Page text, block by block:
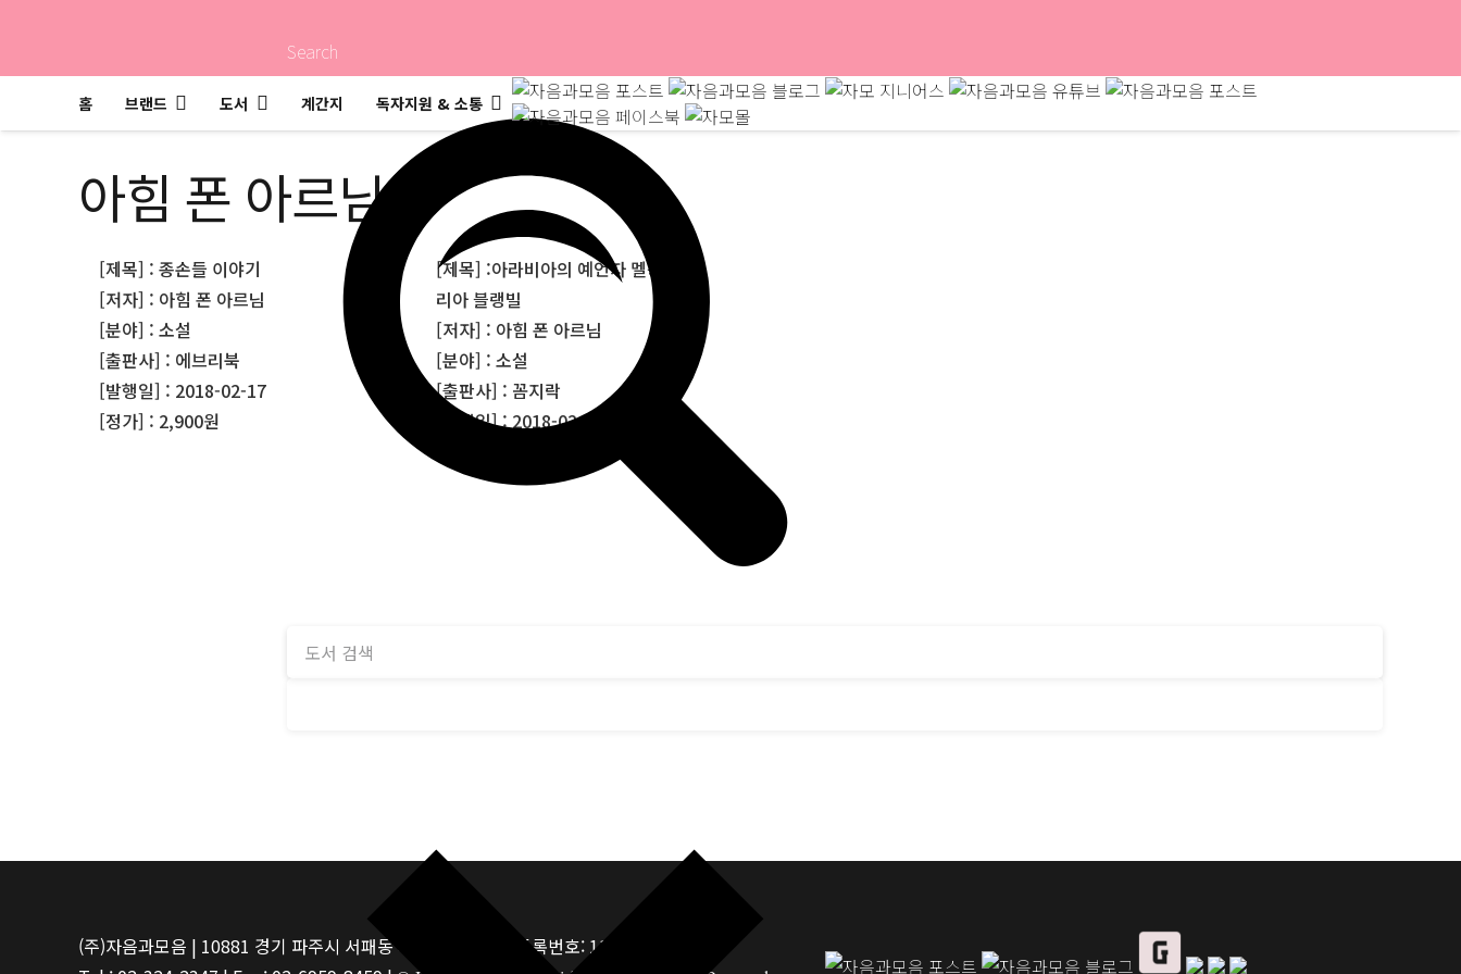
Search
홈 브랜드 도서 계간지 독자지원 & 소통
아힘 폰 아르님
[제목] : 종손들 이야기
[저자] : 아힘 폰 아르님
[분야] : 소설
[출판사] : 에브리북
[발행일] : 2018-02-17
[정가] : 2,900원
[제목] :아라비아의 예언자 멜뤽 마
리아 블랭빌
[저자] : 아힘 폰 아르님
[분야] : 소설
[출판사] : 꼼지락
[발행일] : 2018-02-17
(주)자음과모음 | 10881 경기 파주시 서패동 469-1 | 사업자등록번호: 117-81-33190